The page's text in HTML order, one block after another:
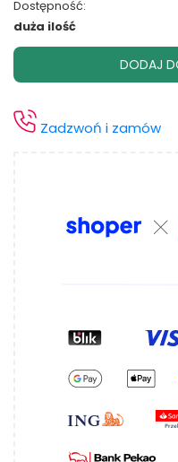
Dostępność:
duża ilość
DODAJ
Zadzwoń i zamów